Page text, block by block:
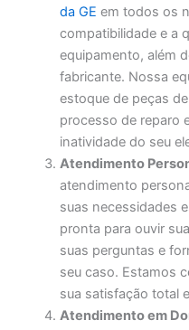
da GE em todos os
compatibilidade e a
equipamento, além
fabricante. Nossa
estoque de peças
processo de reparo
inatividade do seu
Atendimento
atendimento
suas necessidades
pronta para ouvir
suas perguntas e
seu caso. Estamos
sua satisfação total
Atendimento em